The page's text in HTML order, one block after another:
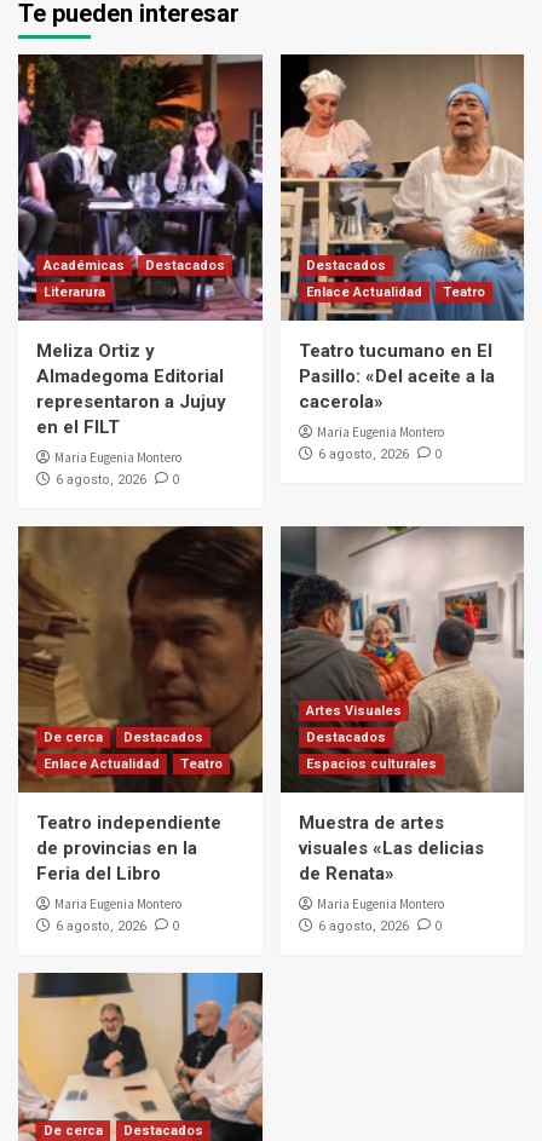
Te pueden interesar
Académicas
Destacados
Literarura
Meliza Ortiz y
Almadegoma Editorial
representaron a Jujuy
en el FILT
Maria Eugenia Montero
6 agosto, 2026 0
Destacados
Enlace Actualidad
Teatro
Teatro tucumano en El
Pasillo: «Del aceite a la
cacerola»
Maria Eugenia Montero
6 agosto, 2026 0
De cerca
Destacados
Enlace Actualidad
Teatro
Teatro independiente
de provincias en la
Feria del Libro
Maria Eugenia Montero
6 agosto, 2026 0
Artes Visuales
Destacados
Espacios culturales
Muestra de artes
visuales «Las delicias
de Renata»
Maria Eugenia Montero
6 agosto, 2026 0
De cerca Destacados